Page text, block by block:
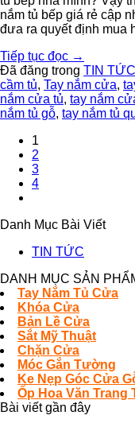
nắm tủ bếp giá rẻ cập
đưa ra quyết định mua
Tiếp tục đọc →
Đã đăng trong TIN TỨC
cầm tủ, Tay nắm cửa,
nắm cửa tủ, tay nắm
nắm tủ gỗ, tay nắm tủ
1
2
3
4
Danh Mục Bài Viết
TIN TỨC
DANH MỤC SẢN
Tay Nắm Tủ Cửa
Khóa Cửa
Bản Lề Cửa
Sắt Mỹ Thuật
Chặn Cửa
Móc Gắn Tường
Ke Nẹp Góc Cửa
Ốp Hoa Văn Trang
Bài viết gần đây